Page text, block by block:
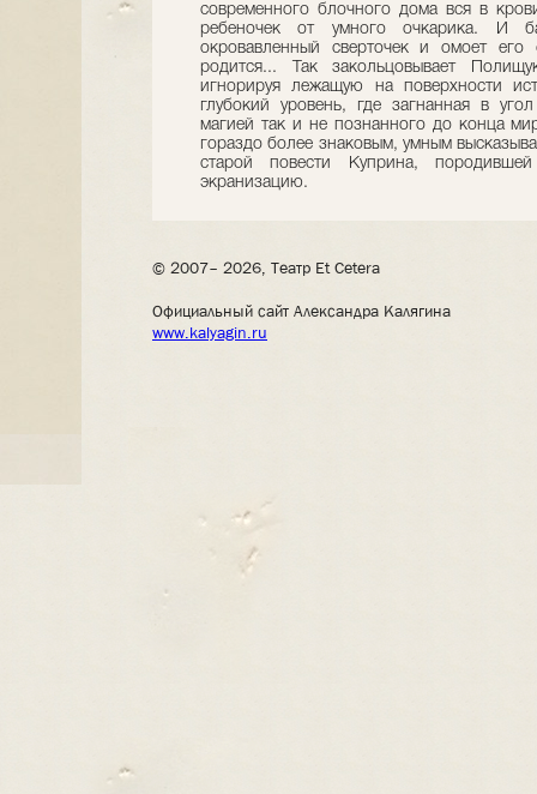
современного блочного дома вся в
ребеночек от умного очкарика. И
окровавленный сверточек и омоет
родится... Так закольцовывает
игнорируя лежащую на поверхности
глубокий уровень, где загнанная в
магией так и не познанного до конца
гораздо более знаковым, умным
старой повести Куприна,
экранизацию.
© 2007– 2026, Театр Et Cetera
Официальный сайт Александра Калягина
www.kalyagin.ru